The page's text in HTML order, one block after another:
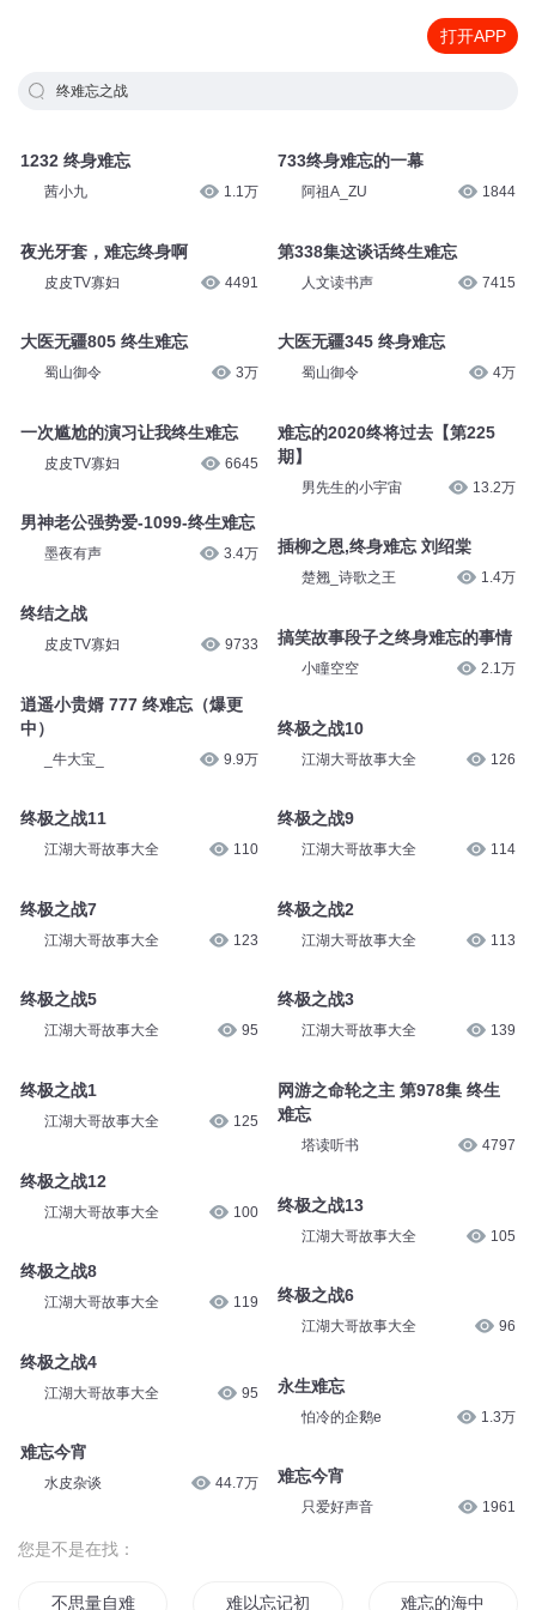
打开APP
终难忘之战
1232 终身难忘
茜小九 1.1万
夜光牙套，难忘终身啊
皮皮TV寡妇 4491
大医无疆805 终生难忘
蜀山御令 3万
一次尴尬的演习让我终生难忘
皮皮TV寡妇 6645
男神老公强势爱-1099-终生难忘
墨夜有声 3.4万
终结之战
皮皮TV寡妇 9733
逍遥小贵婿 777 终难忘（爆更
中）
_牛大宝_ 9.9万
终极之战11
江湖大哥故事大全 110
终极之战7
江湖大哥故事大全 123
终极之战5
江湖大哥故事大全 95
终极之战1
江湖大哥故事大全 125
终极之战12
江湖大哥故事大全 100
终极之战8
江湖大哥故事大全 119
终极之战4
江湖大哥故事大全 95
难忘今宵
水皮杂谈 44.7万
733终身难忘的一幕
阿祖A_ZU 1844
第338集这谈话终生难忘
人文读书声 7415
大医无疆345 终身难忘
蜀山御令 4万
难忘的2020终将过去【第225
期】
男先生的小宇宙 13.2万
插柳之恩,终身难忘 刘绍棠
楚翘_诗歌之王 1.4万
搞笑故事段子之终身难忘的事情
小瞳空空 2.1万
终极之战10
江湖大哥故事大全 126
终极之战9
江湖大哥故事大全 114
终极之战2
江湖大哥故事大全 113
终极之战3
江湖大哥故事大全 139
网游之命轮之主 第978集 终生
难忘
塔读听书 4797
终极之战13
江湖大哥故事大全 105
终极之战6
江湖大哥故事大全 96
永生难忘
怕冷的企鹅e 1.3万
难忘今宵
只爱好声音 1961
您是不是在找：
不思量自难忘 难以忘记初次见你 难忘的海中之旅